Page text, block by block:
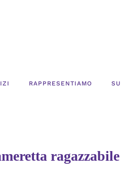
RAPPRESENTIAMO